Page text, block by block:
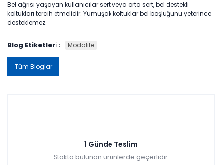
Bel ağrısı yaşayan kullanıcılar sert veya orta sert, bel destekli
koltukları tercih etmelidir. Yumuşak koltuklar bel boşluğunu yeterince
desteklemez.
Blog Etiketleri : Modalife
Tüm Bloglar
1 Günde Teslim
Stokta bulunan ürünlerde geçerlidir.